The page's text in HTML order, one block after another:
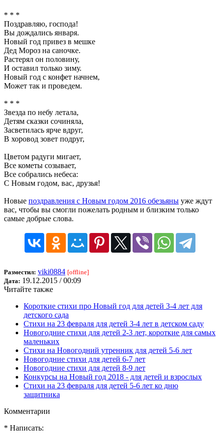
* * *
Поздравляю, господа!
Вы дождались января.
Новый год привез в мешке
Дед Мороз на саночке.
Растерял он половину,
И оставил только зиму.
Новый год с конфет начнем,
Может так и проведем.
* * *
Звезда по небу летала,
Детям сказки сочиняла,
Засветилась ярче вдруг,
В хоровод зовет подруг,
Цветом радуги мигает,
Все кометы созывает,
Все собрались небеса:
С Новым годом, вас, друзья!
Новые поздравления с Новым годом 2016 обезьяны уже ждут
вас, чтобы вы смогли пожелать родным и близким только
самые добрые слова.
Разместил: viki0884 [offline]
Дата: 19.12.2015 / 00:09
Читайте также
Короткие стихи про Новый год для детей 3-4 лет для
детского сада
Стихи на 23 февраля для детей 3-4 лет в детском саду
Новогодние стихи для детей 2-3 лет, короткие для самых
маленьких
Стихи на Новогодний утренник для детей 5-6 лет
Новогодние стихи для детей 6-7 лет
Новогодние стихи для детей 8-9 лет
Конкурсы на Новый год 2018 - для детей и взрослых
Стихи на 23 февраля для детей 5-6 лет ко дню
защитника
Комментарии
* Написать: